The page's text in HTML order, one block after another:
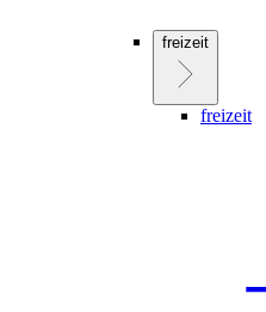
freizeit
freizeit